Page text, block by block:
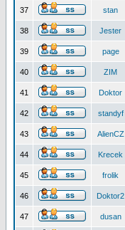
37 stan
38 Jester
39 page
40 ZIM
41 Doktor
42 standyf
43 AlienCZ
44 Krecek
45 frolik
46 Doktor2
47 dusan